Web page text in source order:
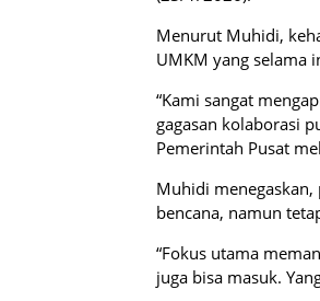
Menurut Muhidi,
UMKM yang selama
“Kami sangat
gagasan kolaborasi
Pemerintah Pusat
Muhidi
bencana, namun
“Fokus utama
juga bisa masuk.